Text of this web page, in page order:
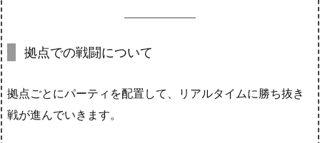
拠点での戦闘について
拠点ごとにパーティを配置して、リアルタイムに勝ち抜き
戦が進んでいきます。